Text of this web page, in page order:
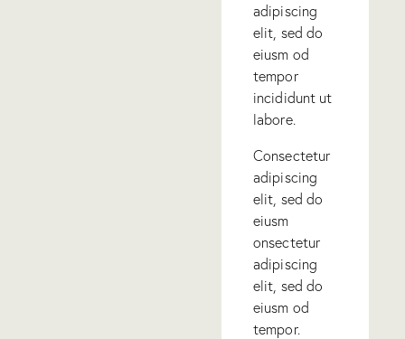
adipiscing
elit, sed do
eiusm od
tempor
incididunt ut
labore.
Consectetur
adipiscing
elit, sed do
eiusm
onsectetur
adipiscing
elit, sed do
eiusm od
tempor.